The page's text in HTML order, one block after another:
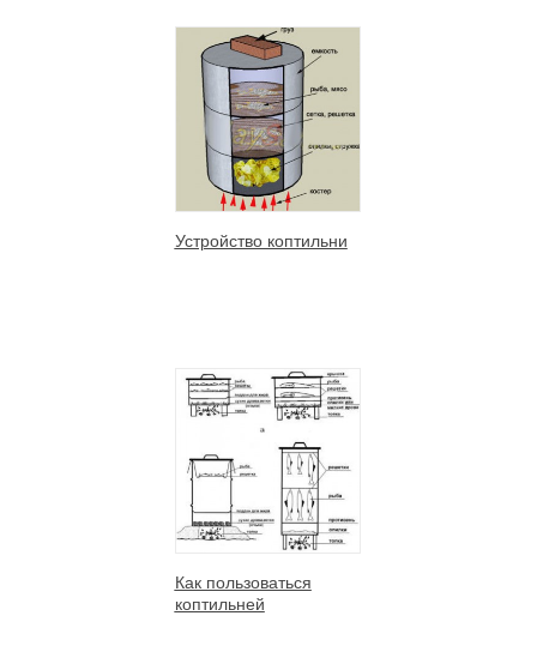
Устройство коптильни
Как пользоваться
коптильней